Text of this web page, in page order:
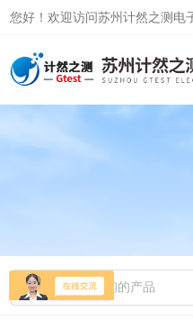
您好！欢迎访问苏州计然之测电